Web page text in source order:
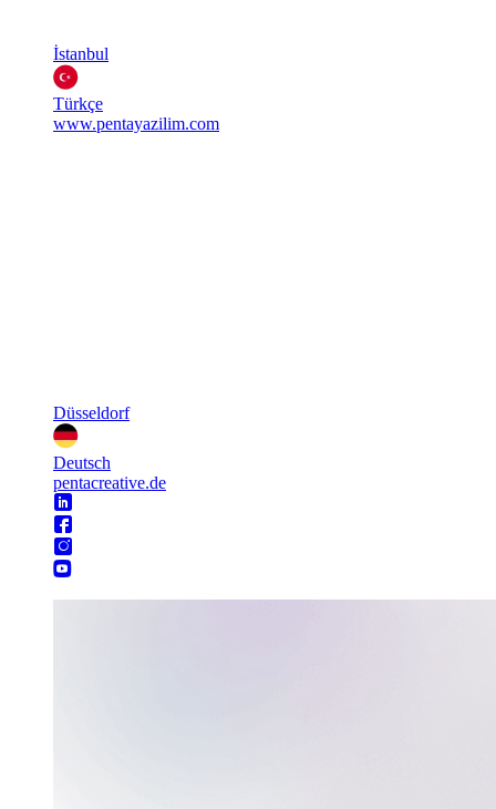
İstanbul
Türkçe
www.pentayazilim.com
Düsseldorf
Deutsch
pentacreative.de